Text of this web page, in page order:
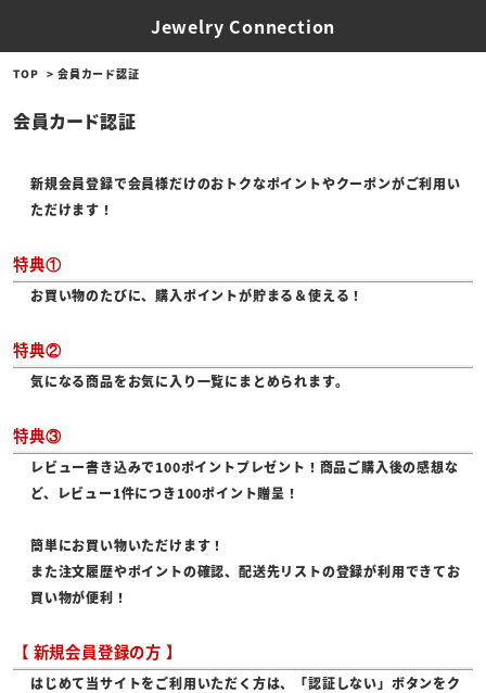
Jewelry Connection
TOP 会員カード認証
会員カード認証
新規会員登録で会員様だけのおトクなポイントやクーポンがご利用い
ただけます！
特典①
お買い物のたびに、購入ポイントが貯まる＆使える！
特典②
気になる商品をお気に入り一覧にまとめられます。
特典③
レビュー書き込みで100ポイントプレゼント！商品ご購入後の感想な
ど、レビュー1件につき100ポイント贈呈！
簡単にお買い物いただけます！
また注文履歴やポイントの確認、配送先リストの登録が利用できてお
買い物が便利！
【 新規会員登録の方 】
はじめて当サイトをご利用いただく方は、「認証しない」ボタンをク